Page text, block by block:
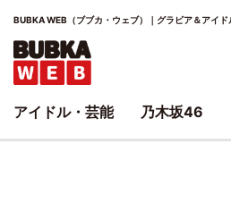
BUBKA WEB（ブブカ・ウェブ）｜グラビア＆アイド
アイドル・芸能 乃木坂46